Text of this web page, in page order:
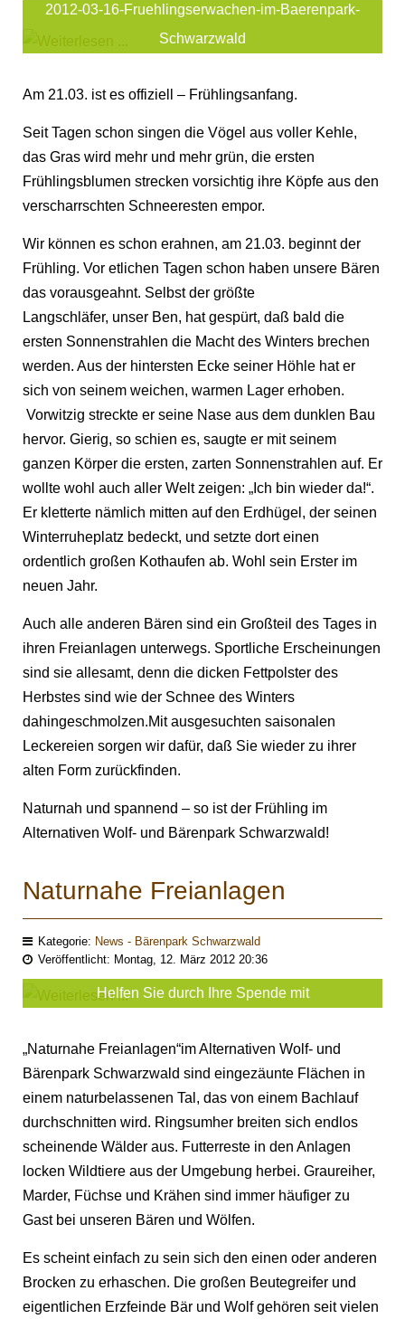
2012-03-16-Fruehlingserwachen-im-Baerenpark-
Schwarzwald
Am 21.03. ist es offiziell – Frühlingsanfang.
Seit Tagen schon singen die Vögel aus voller Kehle,
das Gras wird mehr und mehr grün, die ersten
Frühlingsblumen strecken vorsichtig ihre Köpfe aus den
verscharrschten Schneeresten empor.
Wir können es schon erahnen, am 21.03. beginnt der
Frühling. Vor etlichen Tagen schon haben unsere Bären
das vorausgeahnt. Selbst der größte
Langschläfer, unser Ben, hat gespürt, daß bald die
ersten Sonnenstrahlen die Macht des Winters brechen
werden. Aus der hintersten Ecke seiner Höhle hat er
sich von seinem weichen, warmen Lager erhoben.
Vorwitzig streckte er seine Nase aus dem dunklen Bau
hervor. Gierig, so schien es, saugte er mit seinem
ganzen Körper die ersten, zarten Sonnenstrahlen auf. Er
wollte wohl auch aller Welt zeigen: „Ich bin wieder da!“.
Er kletterte nämlich mitten auf den Erdhügel, der seinen
Winterruheplatz bedeckt, und setzte dort einen
ordentlich großen Kothaufen ab. Wohl sein Erster im
neuen Jahr.
Auch alle anderen Bären sind ein Großteil des Tages in
ihren Freianlagen unterwegs. Sportliche Erscheinungen
sind sie allesamt, denn die dicken Fettpolster des
Herbstes sind wie der Schnee des Winters
dahingeschmolzen.Mit ausgesuchten saisonalen
Leckereien sorgen wir dafür, daß Sie wieder zu ihrer
alten Form zurückfinden.
Naturnah und spannend – so ist der Frühling im
Alternativen Wolf- und Bärenpark Schwarzwald!
Naturnahe Freianlagen
Kategorie: News - Bärenpark Schwarzwald
Veröffentlicht: Montag, 12. März 2012 20:36
Helfen Sie durch Ihre Spende mit
„Naturnahe Freianlagen“im Alternativen Wolf- und
Bärenpark Schwarzwald sind eingezäunte Flächen in
einem naturbelassenen Tal, das von einem Bachlauf
durchschnitten wird. Ringsumher breiten sich endlos
scheinende Wälder aus. Futterreste in den Anlagen
locken Wildtiere aus der Umgebung herbei. Graureiher,
Marder, Füchse und Krähen sind immer häufiger zu
Gast bei unseren Bären und Wölfen.
Es scheint einfach zu sein sich den einen oder anderen
Brocken zu erhaschen. Die großen Beutegreifer und
eigentlichen Erzfeinde Bär und Wolf gehören seit vielen